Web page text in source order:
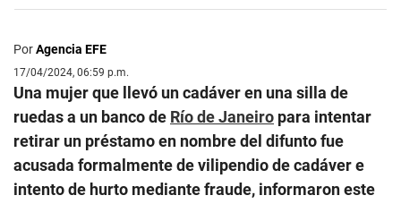
PorAgencia EFE
17/04/2024, 06:59 p.m.
Una mujer que llevó un cadáver en una silla de
ruedas a un banco de Río de Janeiro para intentar
retirar un préstamo en nombre del difunto fue
acusada formalmente de vilipendio de cadáver e
intento de hurto mediante fraude, informaron este